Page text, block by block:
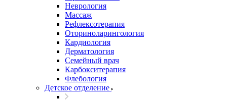
Неврология
Массаж
Рефлексотерапия
Оториноларингология
Кардиология
Дерматология
Семейный врач
Карбокситерапия
Флебология
Детское отделение